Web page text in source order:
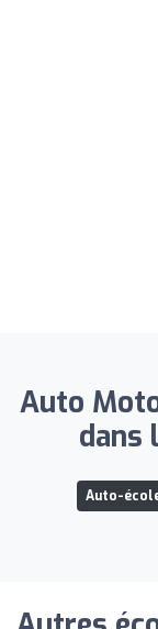
Auto
dans
Auto-